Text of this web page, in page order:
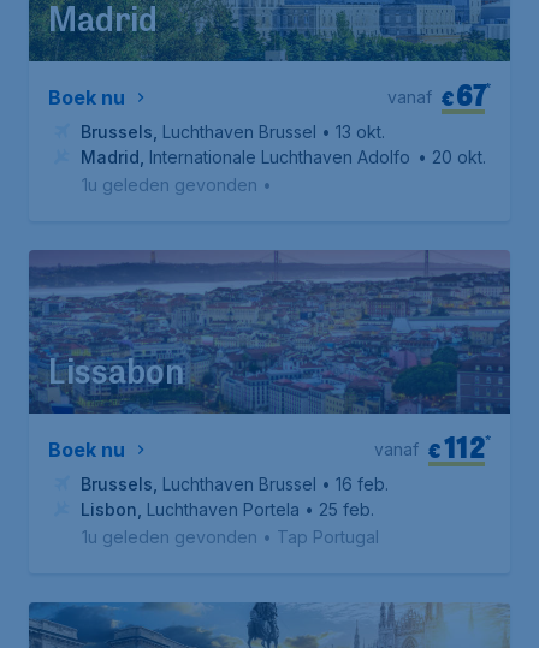
Madrid
Boek nu €67*
vanaf
Brussels Luchthaven Brussel • 13 okt.
Madrid Internationale Luchthaven Adolfo Suárez
• 20 okt.
1u geleden gevonden •
Lissabon
Boek nu €112*
vanaf
Brussels Luchthaven Brussel • 16 feb.
Lisbon Luchthaven Portela • 25 feb.
1u geleden gevonden • Tap Portugal